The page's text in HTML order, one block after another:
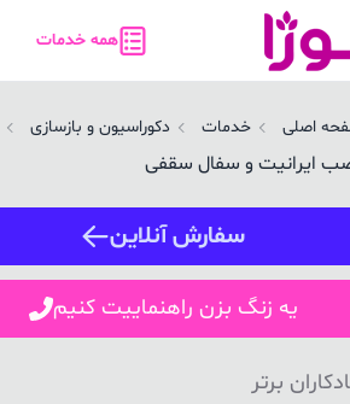
همه خدمات
اصلی خدمات دکوراسیون و بازسازی
سفارش آنلاین
یه زنگ بزن راهنماییت کنیم
برتر